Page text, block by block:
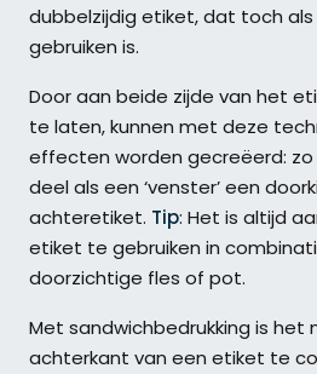
dubbelzijdig etiket, dat toch
gebruiken is.
Door aan beide zijde van het
te laten, kunnen met deze
effecten worden gecreëerd:
deel als een ‘venster’ een
achteretiket. Tip: Het is altijd
etiket te gebruiken in
doorzichtige fles of pot.
Met sandwichbedrukking is het
achterkant van een etiket te